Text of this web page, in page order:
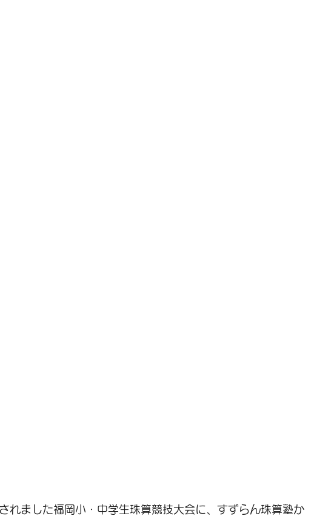
れました福岡小・中学生珠算競技大会に、すずらん珠算塾か